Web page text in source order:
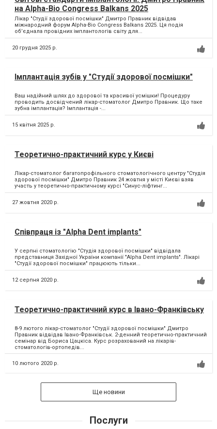
на Alpha-Bio Congress Balkans 2025
Лікар "Студії здорової посмішки" Дмитро Правник відвідав
міжнародний форум Alpha-Bio Congress Balkans 2025. Ця подія
об’єднала провідних імплантологів світу для...
20 грудня 2025 р.
Імплантація зубів у "Студії здорової посмішки"
Ваш надійний шлях до здорової та красивої усмішки! Процедуру
проводить досвідчений лікар-стоматолог Дмитро Правник. Що таке
зубна імплантація? Імплантація -...
15 квітня 2025 р.
Теоретично-практичний курс у Києві
Лікар-стоматолог багатопрофільного стоматологічного центру "Студія
здорової посмішки" Дмитро Правник 24 жовтня у місті Києві взяв
участь у теоретично-практичному курсі "Синус-ліфтинг...
27 жовтня 2020 р.
Співпраця із "Alpha Dent implants"
У серпні стоматологію "Студія здорової посмішки" відвідала
представниця Західної України компанії "Alpha Dent implants". Лікарі
"Студії здорової посмішки" працюють тільки...
12 серпня 2020 р.
Теоретично-практичний курс в Івано-Франківську
8-9 лютого лікар-стоматолог "Студії здорової посмішки" Дмитро
Правник відвідав Івано-Франківськ. 2-денний теоретично-практичний
семінар від Бориса Цацкіса. Курс розрахований на лікарів-
стоматологів-ортопедів...
10 лютого 2020 р.
Ще новини
Послуги